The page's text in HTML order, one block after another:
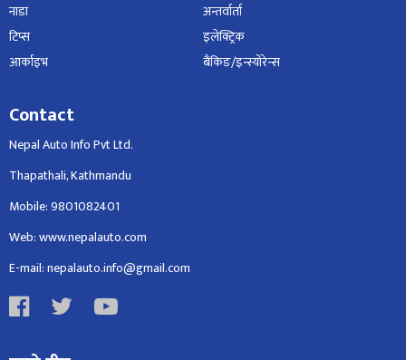
नाडा
टिप्स
आर्काइभ
अन्तर्वार्ता
इलेक्ट्रिक
बैंकिङ/इन्स्योरेन्स
Contact
Nepal Auto Info Pvt Ltd.
Thapathali, Kathmandu
Mobile: 9801082401
Web: www.nepalauto.com
E-mail: nepalauto.info@gmail.com